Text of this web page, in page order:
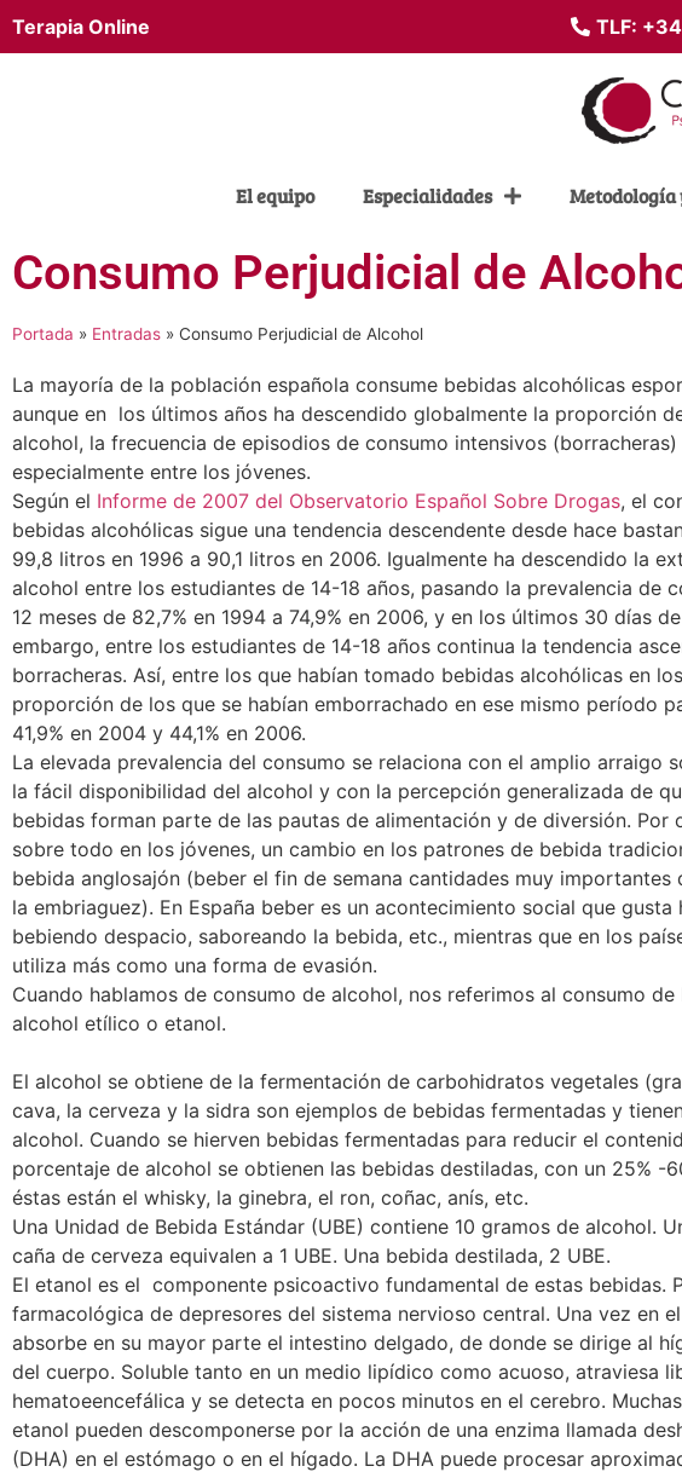
Terapia Online TLF:
El equipo Especialidades
Consumo Perjudicial de
Portada » Entradas » Consumo Perjudicial de Alcohol
La mayoría de la población española consume bebidas alcohólicas
aunque en los últimos años ha descendido globalmente la proporción
alcohol, la frecuencia de episodios de consumo intensivos (borracheras)
especialmente entre los jóvenes.
Según el Informe de 2007 del Observatorio Español Sobre Drogas, el
bebidas alcohólicas sigue una tendencia descendente desde hace
99,8 litros en 1996 a 90,1 litros en 2006. Igualmente ha descendido la
alcohol entre los estudiantes de 14-18 años, pasando la prevalencia de
12 meses de 82,7% en 1994 a 74,9% en 2006, y en los últimos 30 días
embargo, entre los estudiantes de 14-18 años continua la tendencia
borracheras. Así, entre los que habían tomado bebidas alcohólicas en
proporción de los que se habían emborrachado en ese mismo período
41,9% en 2004 y 44,1% en 2006.
La elevada prevalencia del consumo se relaciona con el amplio arraigo
la fácil disponibilidad del alcohol y con la percepción generalizada de
bebidas forman parte de las pautas de alimentación y de diversión. Por
sobre todo en los jóvenes, un cambio en los patrones de bebida
bebida anglosajón (beber el fin de semana cantidades muy importantes
la embriaguez). En España beber es un acontecimiento social que gusta
bebiendo despacio, saboreando la bebida, etc., mientras que en los
utiliza más como una forma de evasión.
Cuando hablamos de consumo de alcohol, nos referimos al consumo
alcohol etílico o etanol.
El alcohol se obtiene de la fermentación de carbohidratos vegetales
cava, la cerveza y la sidra son ejemplos de bebidas fermentadas y
alcohol. Cuando se hierven bebidas fermentadas para reducir el
porcentaje de alcohol se obtienen las bebidas destiladas, con un 25% -
éstas están el whisky, la ginebra, el ron, coñac, anís, etc.
Una Unidad de Bebida Estándar (UBE) contiene 10 gramos de alcohol.
caña de cerveza equivalen a 1 UBE. Una bebida destilada, 2 UBE.
El etanol es el componente psicoactivo fundamental de estas bebidas.
farmacológica de depresores del sistema nervioso central. Una vez en
absorbe en su mayor parte el intestino delgado, de donde se dirige al
del cuerpo. Soluble tanto en un medio lipídico como acuoso, atraviesa
hematoeencefálica y se detecta en pocos minutos en el cerebro.
etanol pueden descomponerse por la acción de una enzima llamada
(DHA) en el estómago o en el hígado. La DHA puede procesar